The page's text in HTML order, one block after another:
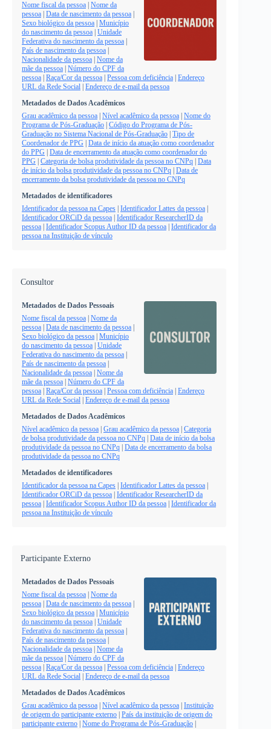
Nome fiscal da pessoa Nome da
pessoa Data de nascimento da pessoa
Sexo biológico da pessoa Município
do nascimento da pessoa Unidade
Federativa do nascimento da pessoa
País de nascimento da pessoa
Nacionalidade da pessoa Nome da
mãe da pessoa Número do CPF da
pessoa Raça/Cor da pessoa Pessoa com deficiência Endereço
URL da Rede Social Endereço de e-mail da pessoa
Metadados de Dados Acadêmicos
Grau acadêmico da pessoa Nível acadêmico da pessoa Nome do
Programa de Pós-Graduação Código do Programa de Pós-
Graduação no Sistema Nacional de Pós-Graduação Tipo de
Coordenador de PPG Data de início da atuação como coordenador
do PPG Data de encerramento da atuação como coordenador do
PPG Categoria de bolsa produtividade da pessoa no CNPq Data
de início da bolsa produtividade da pessoa no CNPq Data de
encerramento da bolsa produtividade da pessoa no CNPq
Metadados de identificadores
Identificador da pessoa na Capes Identificador Lattes da pessoa
Identificador ORCiD da pessoa Identificador ResearcherID da
pessoa Identificador Scopus Author ID da pessoa Identificador da
pessoa na Instituição de vínculo
Consultor
Metadados de Dados Pessoais
Nome fiscal da pessoa | Nome da
pessoa | Data de nascimento da pessoa |
Sexo biológico da pessoa | Município
do nascimento da pessoa | Unidade
Federativa do nascimento da pessoa |
País de nascimento da pessoa |
Nacionalidade da pessoa | Nome da
mãe da pessoa | Número do CPF da
pessoa | Raça/Cor da pessoa | Pessoa com deficiência | Endereço
URL da Rede Social | Endereço de e-mail da pessoa
Metadados de Dados Acadêmicos
Nível acadêmico da pessoa | Grau acadêmico da pessoa | Categoria
de bolsa produtividade da pessoa no CNPq | Data de início da bolsa
produtividade da pessoa no CNPq | Data de encerramento da bolsa
produtividade da pessoa no CNPq
Metadados de identificadores
Identificador da pessoa na Capes | Identificador Lattes da pessoa |
Identificador ORCiD da pessoa | Identificador ResearcherID da
pessoa | Identificador Scopus Author ID da pessoa | Identificador da
pessoa na Instituição de vínculo
Participante Externo
Metadados de Dados Pessoais
Nome fiscal da pessoa | Nome da
pessoa | Data de nascimento da pessoa |
Sexo biológico da pessoa | Município
do nascimento da pessoa | Unidade
Federativa do nascimento da pessoa |
País de nascimento da pessoa |
Nacionalidade da pessoa | Nome da
mãe da pessoa | Número do CPF da
pessoa | Raça/Cor da pessoa | Pessoa com deficiência | Endereço
URL da Rede Social | Endereço de e-mail da pessoa
Metadados de Dados Acadêmicos
Grau acadêmico da pessoa | Nível acadêmico da pessoa | Instituição
de origem do participante externo | País da instituição de origem do
participante externo | Nome do Programa de Pós-Graduação |